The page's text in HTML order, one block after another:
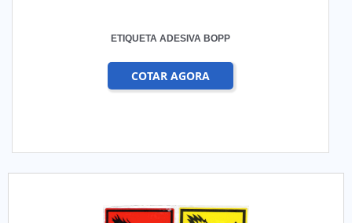
ETIQUETA ADESIVA BOPP
COTAR AGORA